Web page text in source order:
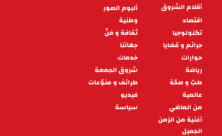
PIED
DE
PAGE
أقلام الشروق
ألبوم الصور
اقتصاد
وطنية
تكنولوجيا
ثقافة و فنّ
جرائم و قضايا
جهاتنا
حوارات
خدمات
رياضة
شروق الجمعة
طبّ و صحّة
طرائف و منوّعات
عالمية
فيديو
من الماضي
سياسة
أغنية من الزمن
الجميل